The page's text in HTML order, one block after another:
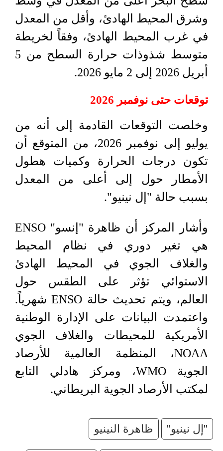
وشرق المحيط الهادئ، وأقل من المعدل
في غرب المحيط الهادئ، وفقاً لخريطة
متوسط شذوذات حرارة السطح من 5
أبريل 2026 إلى 2 مايو 2026.
توقعات حتى نوفمبر 2026
وخلصت التوقعات القادمة إلى أنه من
يوليو إلى نوفمبر 2026، من المتوقع أن
تكون درجات الحرارة وكميات هطول
الأمطار حول إلى أعلى من المعدل
بسبب حالة "إل نينيو".
وأشار المركز أن ظاهرة "إنسو" ENSO
هي تغير دوري في نظام المحيط
والغلاف الجوي في المحيط الهادئ
الاستوائي تؤثر على الطقس حول
العالم، ويتم تحديث حالة ENSO شهرياً.
واعتمدت البيانات على الإدارة الوطنية
الأمريكية للمحيطات والغلاف الجوي
NOAA، المنظمة العالمية للأرصاد
الجوية WMO، ومركز هادلي التابع
لمكتب الأرصاد الجوية البريطاني.
"إل نينيو" ظاهرة النينيو